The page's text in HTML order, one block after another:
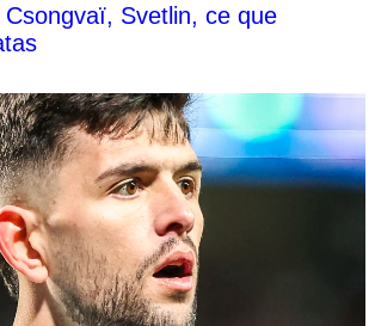
Svetlin, ce que